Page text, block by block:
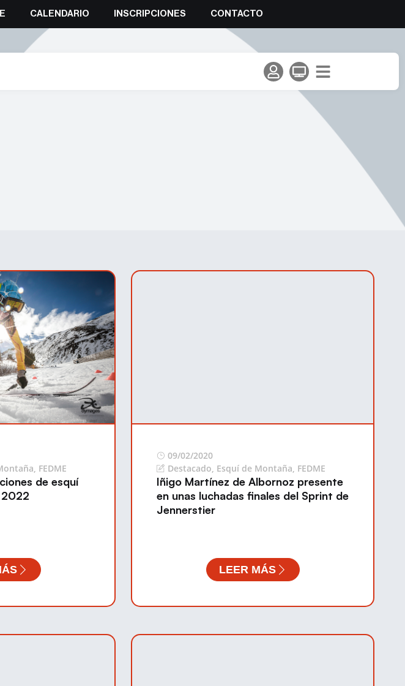
CALENDARIO INSCRIPCIONES CONTACTO
, FEDME
de esquí
2022
09/02/2020
Destacado, Esquí de Montaña, FEDME
Iñigo Martínez de Albornoz presente
en unas luchadas finales del Sprint de
Jennerstier
LEER MÁS